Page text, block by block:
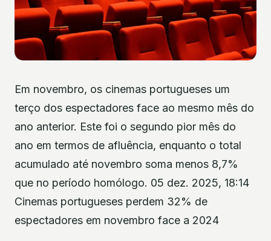
Em novembro, os cinemas portugueses um
terço dos espectadores face ao mesmo mês do
ano anterior. Este foi o segundo pior mês do
ano em termos de afluência, enquanto o total
acumulado até novembro soma menos 8,7%
que no período homólogo. 05 dez. 2025, 18:14
Cinemas portugueses perdem 32% de
espectadores em novembro face a 2024